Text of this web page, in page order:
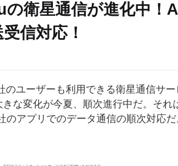
の衛星通信が進化中！
信対応！
のユーザーも利用できる衛星通信サ
な変化が今夏、順次進行中だ。それ
アプリでのデータ通信の順次対応だ